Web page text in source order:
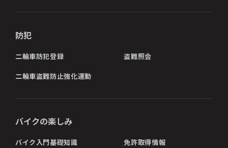
防犯
二輪車防犯登録 盗難照会
二輪車盗難防止強化運動
バイクの楽しみ
バイク入門基礎知識 免許取得情報